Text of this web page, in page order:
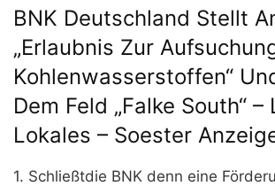
BNK Deutschland Stellt
„Erlaubnis Zur
Kohlenwasserstoffen“
Dem Feld „Falke South“
Lokales – Soester
1. Schließtdie BNK denn eine